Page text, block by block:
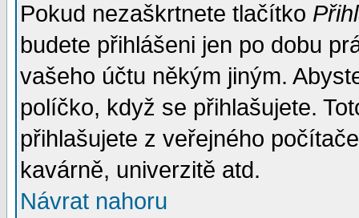
Pokud nezaškrtnete tlačítko
budete přihlášeni jen po dobu
vašeho účtu někým jiným.
políčko, když se přihlašujete.
přihlašujete z veřejného
kavárně, univerzitě atd.
Návrat nahoru